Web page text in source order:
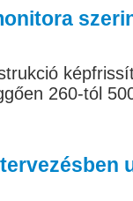
260-tól